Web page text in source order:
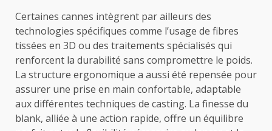
Certaines cannes intègrent par ailleurs des
technologies spécifiques comme l’usage de fibres
tissées en 3D ou des traitements spécialisés qui
renforcent la durabilité sans compromettre le poids.
La structure ergonomique a aussi été repensée pour
assurer une prise en main confortable, adaptable
aux différentes techniques de casting. La finesse du
blank, alliée à une action rapide, offre un équilibre